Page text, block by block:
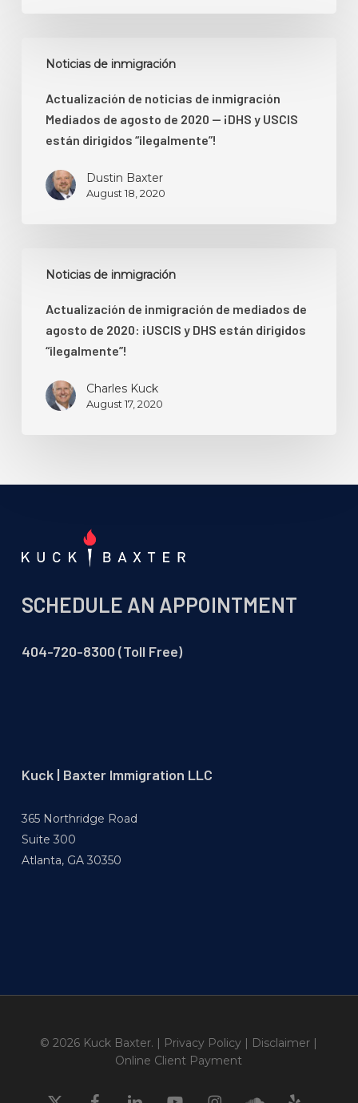
Noticias de inmigración
agosto
¡DHS
USCIS
están
dirigidos
“ilegalmente”!
Actualización de noticias de inmigración
Mediados de agosto de 2020 — ¡DHS y USCIS
están dirigidos “ilegalmente”!
Dustin Baxter
August 18, 2020
Noticias de inmigración
mediados
agosto
DHS
“ilegalmente”!
Actualización de inmigración de mediados de
agosto de 2020: ¡USCIS y DHS están dirigidos
“ilegalmente”!
Charles Kuck
August 17, 2020
SCHEDULE AN APPOINTMENT
404-720-8300 (Toll Free)
Kuck | Baxter Immigration LLC
365 Northridge Road
Suite 300
Atlanta, GA 30350
© 2026 Kuck Baxter. | Privacy Policy | Disclaimer |
Online Client Payment